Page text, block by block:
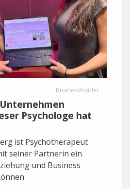
BusinessInsider
Psychologe hat
ist Psychotherapeut
seiner Partnerin ein
und Business